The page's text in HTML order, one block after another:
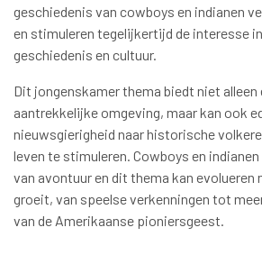
geschiedenis van cowboys en indianen
en stimuleren tegelijkertijd de interesse
geschiedenis en cultuur.
Dit jongenskamer thema biedt niet alleen
aantrekkelijke omgeving, maar kan ook
nieuwsgierigheid naar historische
leven te stimuleren. Cowboys en
van avontuur en dit thema kan evolueren
groeit, van speelse verkenningen tot
van de Amerikaanse pioniersgeest.